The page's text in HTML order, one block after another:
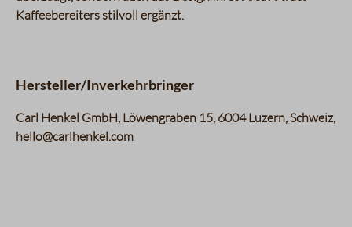
Kaffeebereiters stilvoll ergänzt.
Hersteller/Inverkehrbringer
Carl Henkel GmbH, Löwengraben 15, ​​​​​​​6004 Luzern, Schweiz,
hello@carlhenkel.com